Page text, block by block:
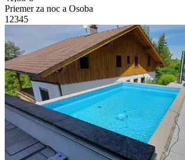
Priemer za noc a Osoba
1 2345